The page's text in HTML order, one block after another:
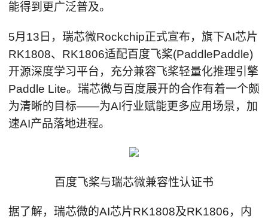
能得到更广泛普及。
5月13日，瑞芯微Rockchip正式宣布，旗下AI芯片
RK1808、RK1806适配百度飞桨(PaddlePaddle)
开源深度学习平台，充分兼容飞桨轻量化推理引擎
Paddle Lite。瑞芯微与百度展开的合作有着一个颇
为清晰的目标——为AI行业赋能更多应用场景，加
速AI产品落地进程。
百度飞桨与瑞芯微兼容性认证书
据了解，瑞芯微的AI芯片RK1808及RK1806，内